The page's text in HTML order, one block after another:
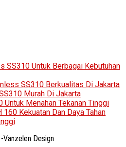
SS310 Untuk Berbagai Kebutuhan
SS310 Berkualitas Di Jakarta
Murah Di Jakarta
Untuk Menahan Tekanan Tinggi
Kekuatan Dan Daya Tahan
-Vanzelen Design